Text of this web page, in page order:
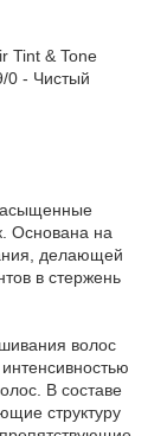
Tint & Tone
0 - Чистый
Основана на
делающей
в стержень
волос
В составе
структуру